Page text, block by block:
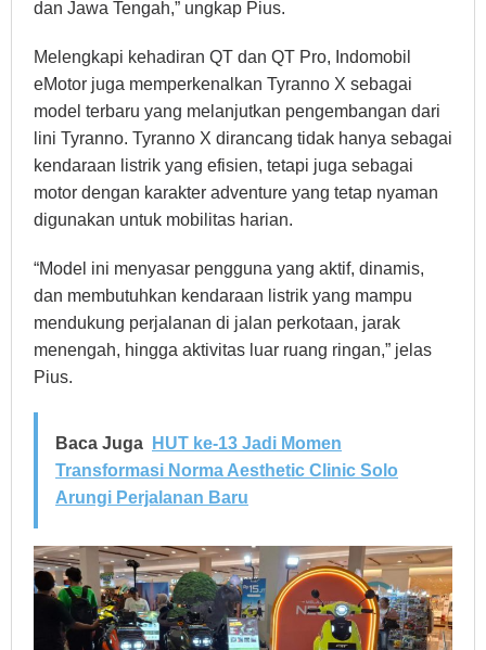
dan Jawa Tengah,” ungkap Pius.
Melengkapi kehadiran QT dan QT Pro, Indomobil
eMotor juga memperkenalkan Tyranno X sebagai
model terbaru yang melanjutkan pengembangan dari
lini Tyranno. Tyranno X dirancang tidak hanya sebagai
kendaraan listrik yang efisien, tetapi juga sebagai
motor dengan karakter adventure yang tetap nyaman
digunakan untuk mobilitas harian.
“Model ini menyasar pengguna yang aktif, dinamis,
dan membutuhkan kendaraan listrik yang mampu
mendukung perjalanan di jalan perkotaan, jarak
menengah, hingga aktivitas luar ruang ringan,” jelas
Pius.
Baca Juga
HUT ke-13 Jadi Momen
Transformasi Norma Aesthetic Clinic Solo
Arungi Perjalanan Baru